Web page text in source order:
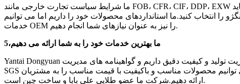
ما شرایط سیاست تجارت خارجی مانند FOB، CFR، CIF، DDP، EXW را می پذیریم.زمان تولید حدود 30-45 روز است.قبل از تولید، ما می توانیم نمونه را به صورت رایگان ارائه دهیم، اما برای اولین بار باید
را انتخاب کنید.ما استانداردهای محصولات خود را داریم اما می توانیم
خدمات OEM را نیز به عنوان نیازهای شما انجام دهیم.
5،ما بهترین خدمات خود را به شما ارائه می دهیم
Yantai Dongyuan یک تولید کننده و صادر کننده طناب، تور، ریسمان حرفه ای است که بیش از 20 سال تجربه در این صنعت دارد.ما استاندارد مدیریت تولید و کیفیت دقیق داریم و گواهینامه های مدیریت ISO و
SGS را گذرانده ایم.محصولات ما به خوبی مورد استقبال مشتریان قرار می گیرد.ما بازارهای داخلی و خارجی را می شناسیم بنابراین می توانیم محصولات مناسب و باکیفیت با قیمت مناسب را به مشتریان
ارائه دهیم.شرکت ما عضو طلایی علی بابا و ساخت چین است.